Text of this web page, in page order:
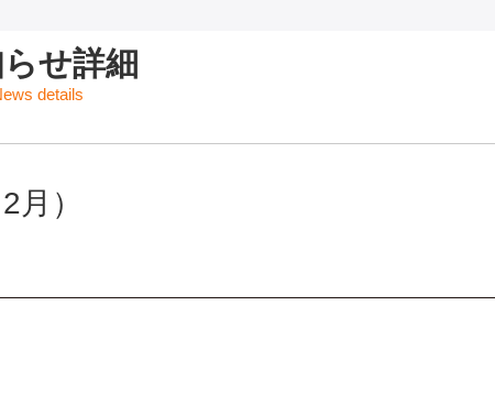
ズ
ード
袋
紙緩衝材
エアー緩衝材
発泡緩衝材
巻きダンボール
保冷エコクッション
フルーツキャップ
開梱用カッター
紙袋
ギフトボックス
個装箱
ラミネート袋
菓子・スイーツ資材
コップ
PC・プリンタ周辺機器
伝票
ダンボール仕切り
せ詳細
details
）